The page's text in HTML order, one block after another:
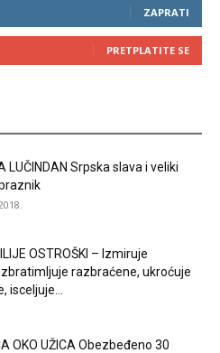
ZAPRATI
PRETPLATITE SE
LUČINDAN Srpska slava i veliki
OSTROŠKI – Izmiruje
razbraćene, ukroćuje
isceljuje...
OKO UŽICA Obezbeđeno 30